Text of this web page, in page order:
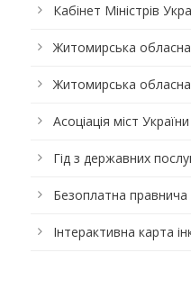
Кабінет Міністрів
Житомирська
Житомирська обласна
Асоціація міст України
Гід з державних
Безоплатна
Інтерактивна карта